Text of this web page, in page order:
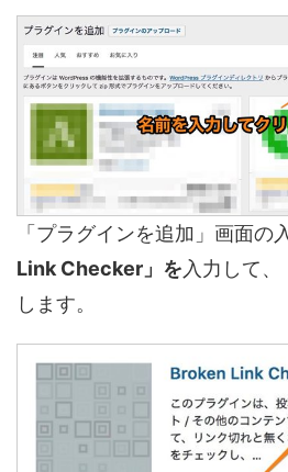
「プラグインを追加」画面の
Link Checker」を 入力して
します。